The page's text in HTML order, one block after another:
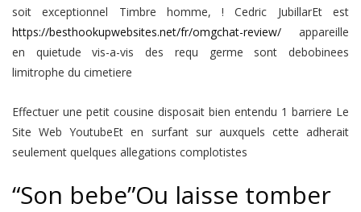
soit exceptionnel Timbre homme, ! Cedric JubillarEt est
https://besthookupwebsites.net/fr/omgchat-review/ appareille
en quietude vis-a-vis des requ germe sont debobinees
limitrophe du cimetiere
Effectuer une petit cousine disposait bien entendu 1 barriere Le
Site Web YoutubeEt en surfant sur auxquels cette adherait
seulement quelques allegations complotistes
“Son bebe”Ou laisse tomber